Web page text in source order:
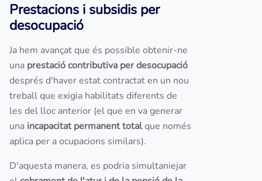
Prestacions i subsidis per
desocupació
Ja hem avançat que és possible obtenir-ne
una prestació contributiva per desocupació
després d'haver estat contractat en un nou
treball que exigia habilitats diferents de
les del lloc anterior (el que en va generar
una incapacitat permanent totalque només
aplica per a ocupacions similars).
D'aquesta manera, es podria simultaniejar